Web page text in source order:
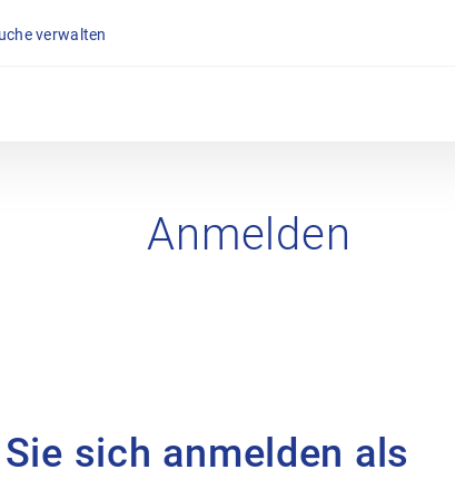
verwalten
Anmelden
sich anmelden als